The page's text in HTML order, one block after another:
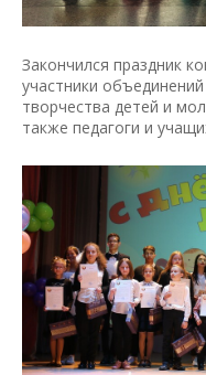
Закончился праздник
участники
творчества детей и
также педагоги и